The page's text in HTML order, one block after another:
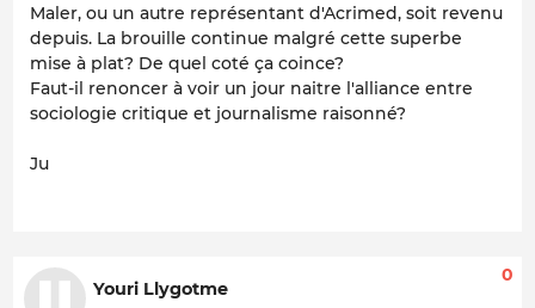
Maler, ou un autre représentant d'Acrimed, soit revenu
depuis. La brouille continue malgré cette superbe
mise à plat? De quel coté ça coince?
Faut-il renoncer à voir un jour naitre l'alliance entre
sociologie critique et journalisme raisonné?
Ju
Youri Llygotme
0